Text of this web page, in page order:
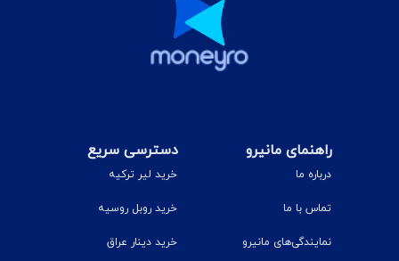
راهنمای مانیرو
درباره ما
تماس با ما
نمایندگی‌های مانیرو
دسترسی سریع
خرید لیر ترکیه
خرید روبل روسیه
خرید دینار عراق